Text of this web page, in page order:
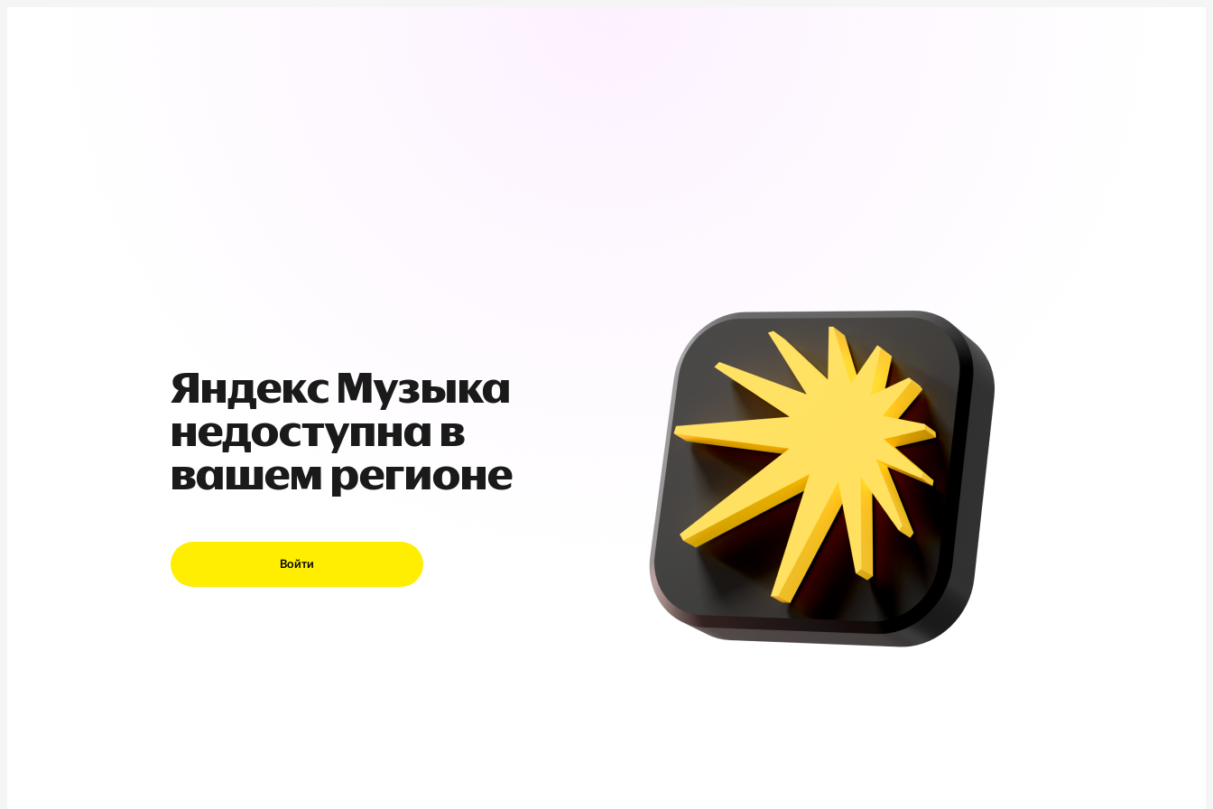
Яндекс Музыка
недоступна в
вашем регионе
Войти